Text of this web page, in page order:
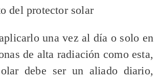
del protector solar
una vez al día o solo en
de alta radiación como esta,
debe ser un aliado diario,